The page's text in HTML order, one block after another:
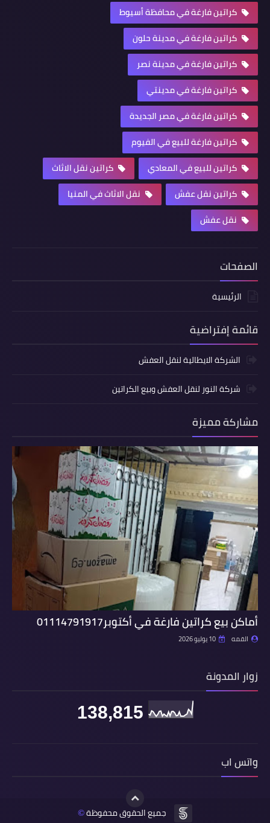
كراتين فارغة في محافظة أسيوط
كراتين فارغة في مدينة حلون
كراتين فارغة في مدينة نصر
كراتين فارغة في مدينتي
كراتين فارغة في مصر الجديدة
كراتين فارغة للبيع في الفيوم
كراتين للبيع في المعادي
كراتين نقل الاثاث
كراتين نقل عفش
نقل الاثاث في المنيا
نقل عفش
الصفحات
الرئيسية
قائمة إفتراضية
الشركة الايطالية لنقل العفش
شركة النور لنقل العفش وبيع الكراتين
مشاركة مميزة
أماكن بيع كراتين فارغة في أكتوبر01114791917
القمه 10 يوليو 2026
زوار المدونة
138,815
واتس اب
جميع الحقوق محفوظة©